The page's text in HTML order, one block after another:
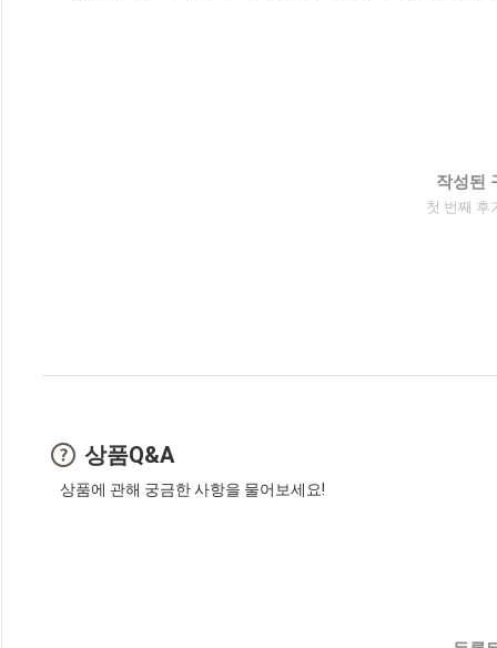
작성된
첫 번째 후
상품Q&A
상품에 관해 궁금한 사항을 물어보세요!